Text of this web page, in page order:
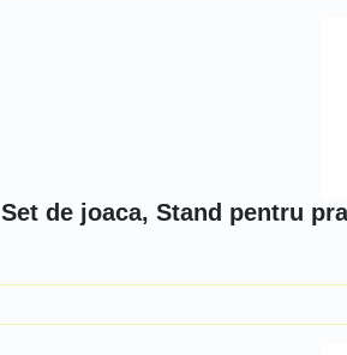
Set de joaca, Stand pentru